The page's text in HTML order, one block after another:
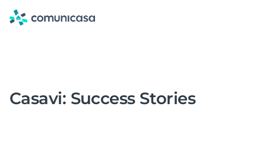
Skip
Casavi: Success Stories